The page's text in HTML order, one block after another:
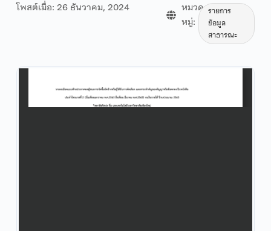
โพสต์เมื่อ: 26 ธันวาคม, 2024
หมวด
หมู่:
รายการ
ข้อมูล
สาธารณะ